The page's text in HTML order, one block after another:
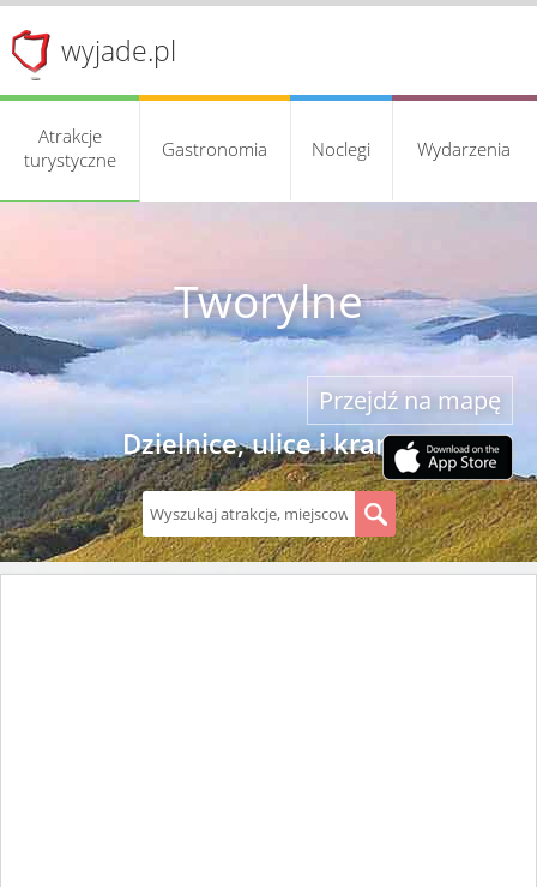
wyjade.pl
Atrakcje
turystyczne
Gastronomia Noclegi Wydarzenia
Tworylne
Dzielnice, ulice i kramy
Przejdź na mapę